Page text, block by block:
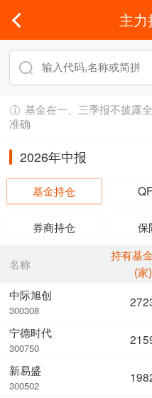
主力
基金在一、三季报不披露
准确
2026年中报
基金持仓
券商持仓 保
名称
中际旭创
300308
宁德时代
300750
新易盛
300502
持有基
(家)